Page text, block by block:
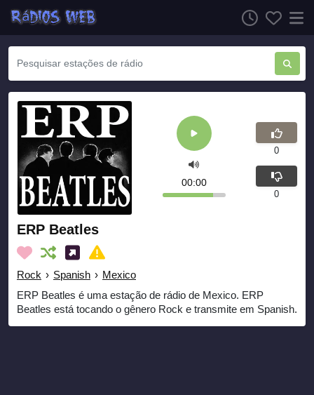
ERP Beatles
Rock › Spanish › Mexico
ERP Beatles é uma estação de rádio de Mexico. ERP
Beatles está tocando o gênero Rock e transmite em Spanish.
00:00
0
0